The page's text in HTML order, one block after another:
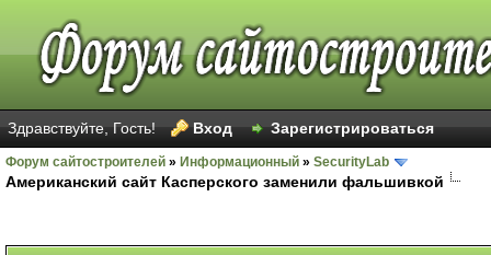
Здравствуйте, Гость! Вход Зарегистрироваться
Форум сайтостроителей » Информационный » SecurityLab
Американский сайт Касперского заменили фальшивкой